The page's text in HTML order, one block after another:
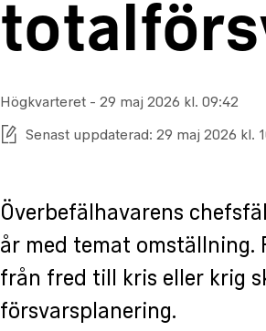
Högkvarteret - Publiceringsdatum:
29 maj 2026 kl. 09:42
Senast uppdaterad:29 maj 2026 kl.
Överbefälhavarens
år med temat omställning.
från fred till kris eller krig
försvarsplanering.